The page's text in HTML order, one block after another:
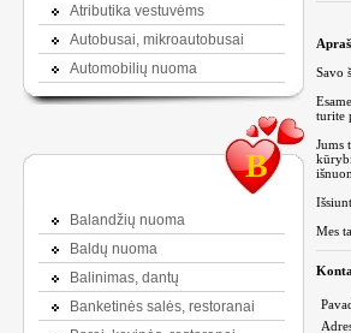
Atributika vestuvėms
Autobusai, mikroautobusai
Automobilių nuoma
B
Balandžių nuoma
Baldų nuoma
Balinimas, dantų
Banketinės salės, restoranai
Savo
turite
Jums
Mes